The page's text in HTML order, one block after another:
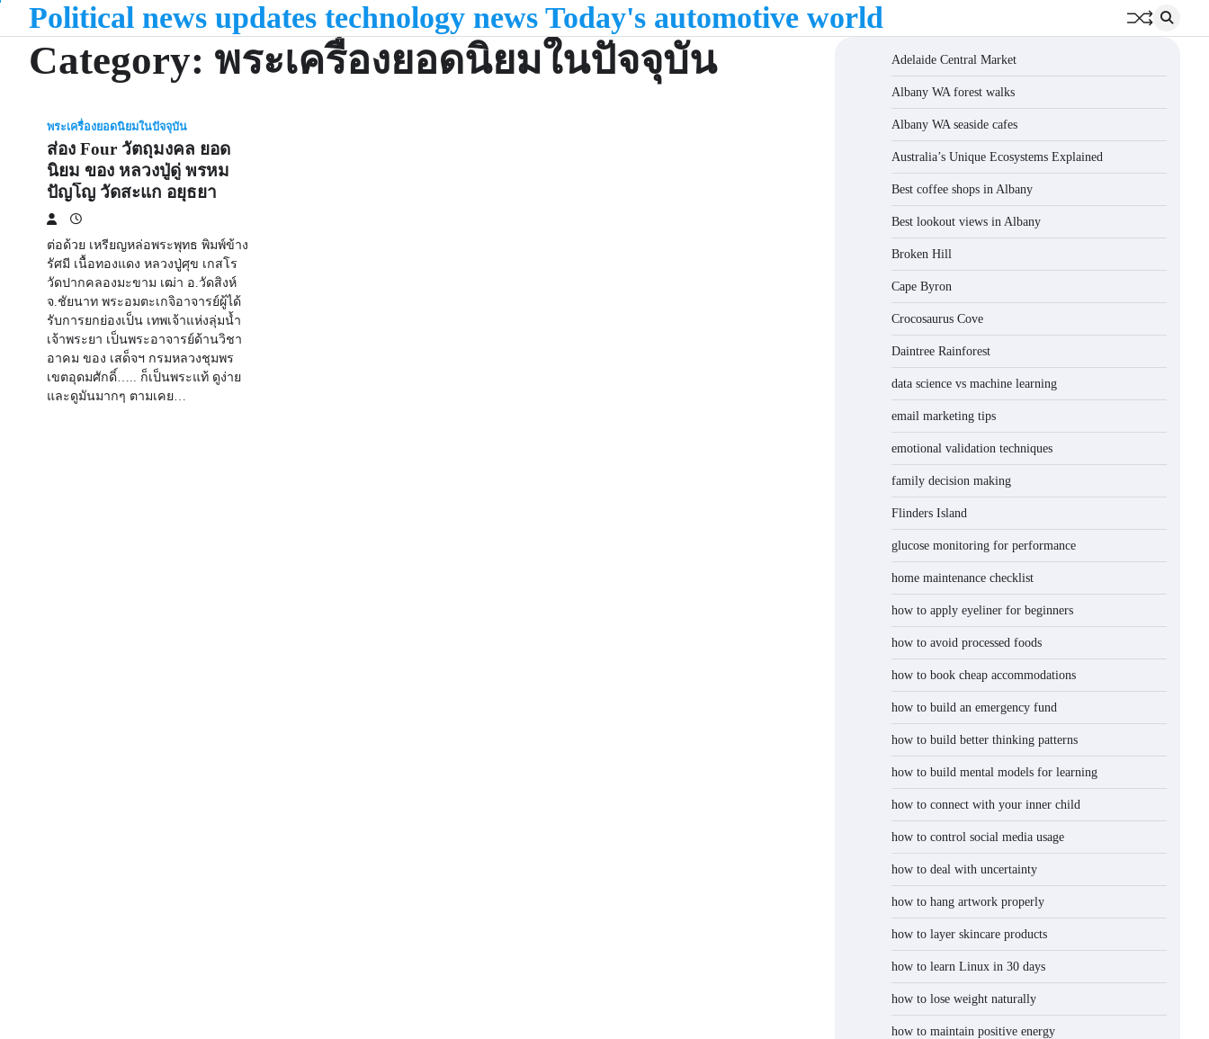
content
Political news updates technology news Today's automotive world
Category: พระเครื่องยอดนิยมในปัจจุบัน
พระเครื่องยอดนิยมในปัจจุบัน
ส่อง Four วัตถุมงคล ยอด
นิยม ของ หลวงปู่ดู่ พรหม
ปัญโญ วัดสะแก อยุธยา
ต่อด้วย เหรียญหล่อพระพุทธ พิมพ์ข้าง
รัศมี เนื้อทองแดง หลวงปู่ศุข เกสโร
วัดปากคลองมะขาม เฒ่า อ.วัดสิงห์
จ.ชัยนาท พระอมตะเกจิอาจารย์ผู้ได้
รับการยกย่องเป็น เทพเจ้าแห่งลุ่มน้ำ
เจ้าพระยา เป็นพระอาจารย์ด้านวิชา
อาคม ของ เสด็จฯ กรมหลวงชุมพร
เขตอุดมศักดิ์….. ก็เป็นพระแท้ ดูง่าย
และดูมันมากๆ ตามเคย…
Adelaide Central Market
Albany WA forest walks
Albany WA seaside cafes
Australia’s Unique Ecosystems Explained
Best coffee shops in Albany
Best lookout views in Albany
Broken Hill
Cape Byron
Crocosaurus Cove
Daintree Rainforest
data science vs machine learning
email marketing tips
emotional validation techniques
family decision making
Flinders Island
glucose monitoring for performance
home maintenance checklist
how to apply eyeliner for beginners
how to avoid processed foods
how to book cheap accommodations
how to build an emergency fund
how to build better thinking patterns
how to build mental models for learning
how to connect with your inner child
how to control social media usage
how to deal with uncertainty
how to hang artwork properly
how to layer skincare products
how to learn Linux in 30 days
how to lose weight naturally
how to maintain positive energy